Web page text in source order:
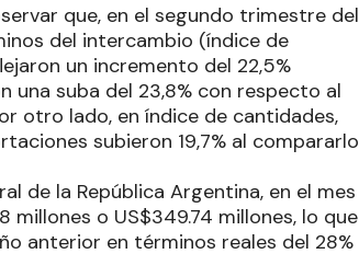
que, en el segundo trimestre del
del intercambio (índice de
un incremento del 22,5%
una suba del 23,8% con respecto al
otro lado, en índice de cantidades,
subieron 19,7% al compararlo
de la República Argentina, en el mes
o US$349.74 millones, lo que
anterior en términos reales del 28%